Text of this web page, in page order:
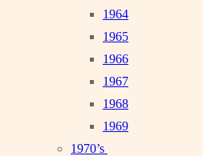
1964
1965
1966
1967
1968
1969
1970’s